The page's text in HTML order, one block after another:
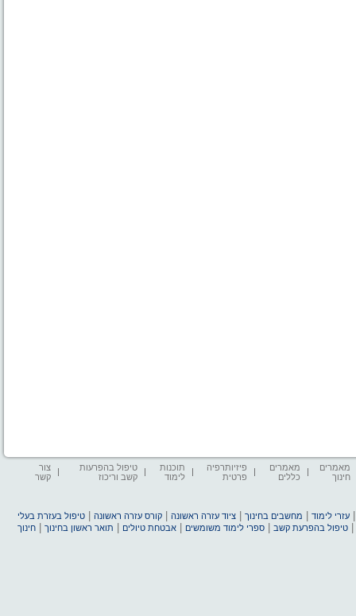
מאמרים
חינוך
מאמרים
כללים
פיזיותרפיה
פרטית
תוכנות
לימוד
טיפול בהפרעות
קשב וריכוז
צור
קשר
עזרי לימוד מחשבים בחינוך |ציוד עזרה ראשונה |קורס עזרה ראשונה |טיפול בעזרת בעלי
|טיפול בהפרעת קשב |ספרי לימוד משומשים |אבטחת טיולים תואר ראשון בחינוך |חינוך